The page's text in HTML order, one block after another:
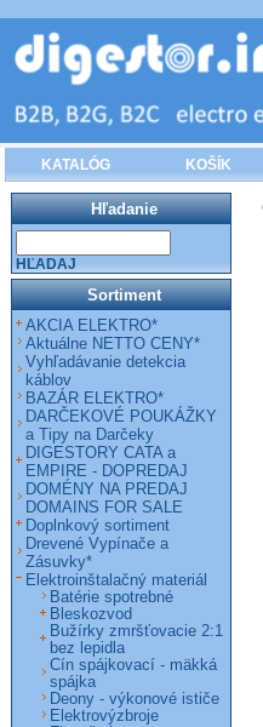
KATALÓG KOŠÍK
Hľadanie
HĽADAJ
Sortiment
AKCIA ELEKTRO*
Aktuálne NETTO CENY*
Vyhľadávanie detekcia
káblov
BAZÁR ELEKTRO*
DARČEKOVÉ POUKÁŽKY
a Tipy na Darčeky
DIGESTORY CATA a
EMPIRE - DOPREDAJ
DOMÉNY NA PREDAJ
DOMAINS FOR SALE
Doplnkový sortiment
Drevené Vypínače a
Zásuvky*
Elektroinštalačný materiál
Batérie spotrebné
Bleskozvod
Bužírky zmršťovacie 2:1
bez lepidla
Cín spájkovací - mäkká
spájka
Deony - výkonové ističe
Elektrovýzbroje